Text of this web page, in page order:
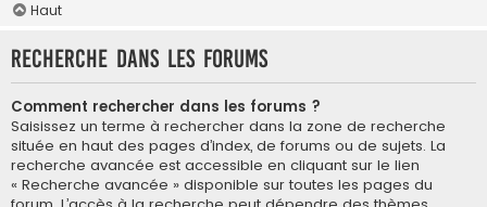
Haut
Recherche dans les forums
Comment rechercher dans les forums ?
Saisissez un terme à rechercher dans la zone de recherche
située en haut des pages d’index, de forums ou de sujets. La
recherche avancée est accessible en cliquant sur le lien
« Recherche avancée » disponible sur toutes les pages du